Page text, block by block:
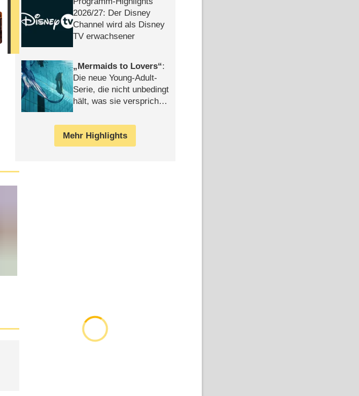
2026/​27: Der Disney
Channel wird als Disney
TV erwachsener
Mermaids to Lovers :
Die neue Young-Adult-
Serie, die nicht unbedingt
hält, was sie verspricht –
Mehr Highlights